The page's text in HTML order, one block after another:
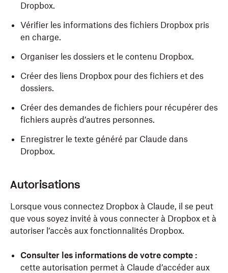
Dropbox.
Vérifier les informations des fichiers Dropbox pris
en charge.
Organiser les dossiers et le contenu Dropbox.
Créer des liens Dropbox pour des fichiers et des
dossiers.
Créer des demandes de fichiers pour récupérer des
fichiers auprès d’autres personnes.
Enregistrer le texte généré par Claude dans
Dropbox.
Autorisations
Lorsque vous connectez Dropbox à Claude, il se peut
que vous soyez invité à vous connecter à Dropbox et à
autoriser l’accès aux fonctionnalités Dropbox.
Consulter les informations de votre compte :
cette autorisation permet à Claude d’accéder aux